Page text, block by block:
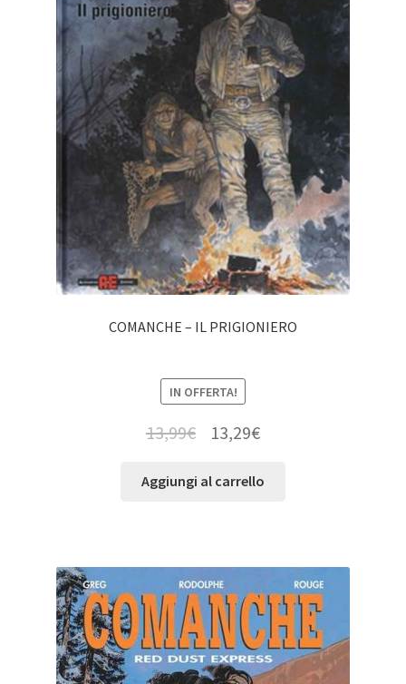
COMANCHE – IL PRIGIONIERO
IN OFFERTA!
13,99€ 13,29€
Aggiungi al carrello